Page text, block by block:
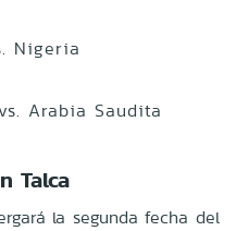
Nigeria
Arabia Saudita
Talca
la segunda fecha del